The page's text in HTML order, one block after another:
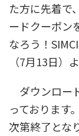
た方に先着で
ードクーポン
なろう！
（7月13日）
ダウンロー
っております
次第終了とな